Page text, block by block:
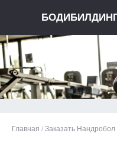
Главная / Заказать